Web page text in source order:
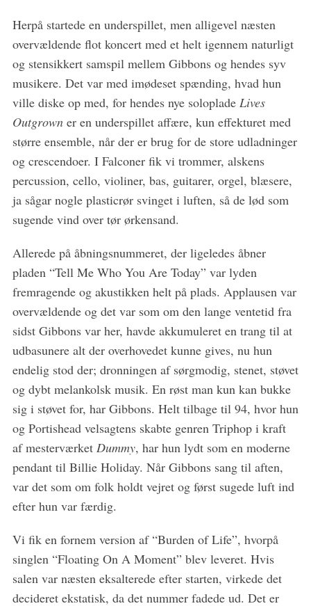
Herpå startede en underspillet, men alligevel næsten
overvældende flot koncert med et helt igennem naturligt
og stensikkert samspil mellem Gibbons og hendes syv
musikere. Det var med imødeset spænding, hvad hun
ville diske op med, for hendes nye soloplade Lives
Outgrown er en underspillet affære, kun effekturet med
større ensemble, når der er brug for de store udladninger
og crescendoer. I Falconer fik vi trommer, alskens
percussion, cello, violiner, bas, guitarer, orgel, blæsere,
ja sågar nogle plasticrør svinget i luften, så de lød som
sugende vind over tør ørkensand.
Allerede på åbningsnummeret, der ligeledes åbner
pladen “Tell Me Who You Are Today” var lyden
fremragende og akustikken helt på plads. Applausen var
overvældende og det var som om den lange ventetid fra
sidst Gibbons var her, havde akkumuleret en trang til at
udbasunere alt der overhovedet kunne gives, nu hun
endelig stod der; dronningen af sørgmodig, stenet, støvet
og dybt melankolsk musik. En røst man kun kan bukke
sig i støvet for, har Gibbons. Helt tilbage til 94, hvor hun
og Portishead velsagtens skabte genren Triphop i kraft
af mesterværket Dummy, har hun lydt som en moderne
pendant til Billie Holiday. Når Gibbons sang til aften,
var det som om folk holdt vejret og først sugede luft ind
efter hun var færdig.
Vi fik en fornem version af “Burden of Life”, hvorpå
singlen “Floating On A Moment” blev leveret. Hvis
salen var næsten eksalterede efter starten, virkede det
decideret ekstatisk, da det nummer fadede ud. Det er
S
r
c
h
o